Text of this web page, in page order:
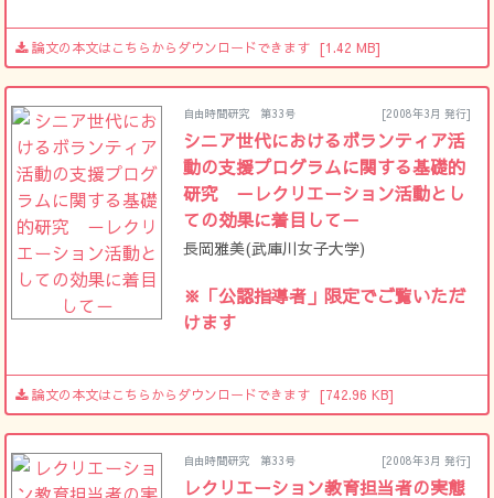
論文の本文はこちらからダウンロードできます [1.42 MB]
自由時間研究 第33号 [2008年3月 発行]
シニア世代におけるボランティア活
動の支援プログラムに関する基礎的
研究 －レクリエーション活動とし
ての効果に着目して－
長岡雅美(武庫川女子大学)
※「公認指導者」限定でご覧いただ
けます
論文の本文はこちらからダウンロードできます [742.96 KB]
自由時間研究 第33号 [2008年3月 発行]
レクリエーション教育担当者の実態